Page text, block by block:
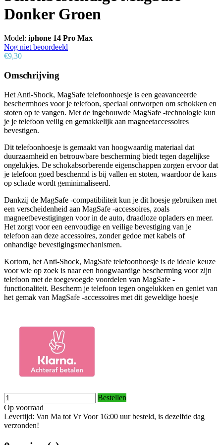
Donker Groen
Model: iphone 14 Pro Max
Nog niet beoordeeld
€9,30
Omschrijving
Het Anti-Shock, MagSafe telefoonhoesje is een geavanceerde
beschermhoes voor je telefoon, speciaal ontworpen om schokken en
stoten op te vangen. Met de ingebouwde MagSafe -technologie kun
je je telefoon veilig en gemakkelijk aan magneetaccessoires
bevestigen.
Dit telefoonhoesje is gemaakt van hoogwaardig materiaal dat
duurzaamheid en betrouwbare bescherming biedt tegen dagelijkse
ongelukjes. De schokabsorberende eigenschappen zorgen ervoor dat
je telefoon goed beschermd is bij vallen en stoten, waardoor de kans
op schade wordt geminimaliseerd.
Dankzij de MagSafe -compatibiliteit kun je dit hoesje gebruiken met
een verscheidenheid aan MagSafe -accessoires, zoals
magneetbevestigingen voor in de auto, draadloze opladers en meer.
Het zorgt voor een eenvoudige en veilige bevestiging van je
telefoon aan deze accessoires, zonder gedoe met kabels of
onhandige bevestigingsmechanismen.
Kortom, het Anti-Shock, MagSafe telefoonhoesje is de ideale keuze
voor wie op zoek is naar een hoogwaardige bescherming voor zijn
telefoon met de toegevoegde voordelen van MagSafe -
functionaliteit. Bescherm je telefoon tegen ongelukken en geniet van
het gemak van MagSafe -accessoires met dit geweldige hoesje
Bestellen
Op voorraad
Levertijd: Van Ma tot Vr Voor 16:00 uur besteld, is dezelfde dag
verzonden!